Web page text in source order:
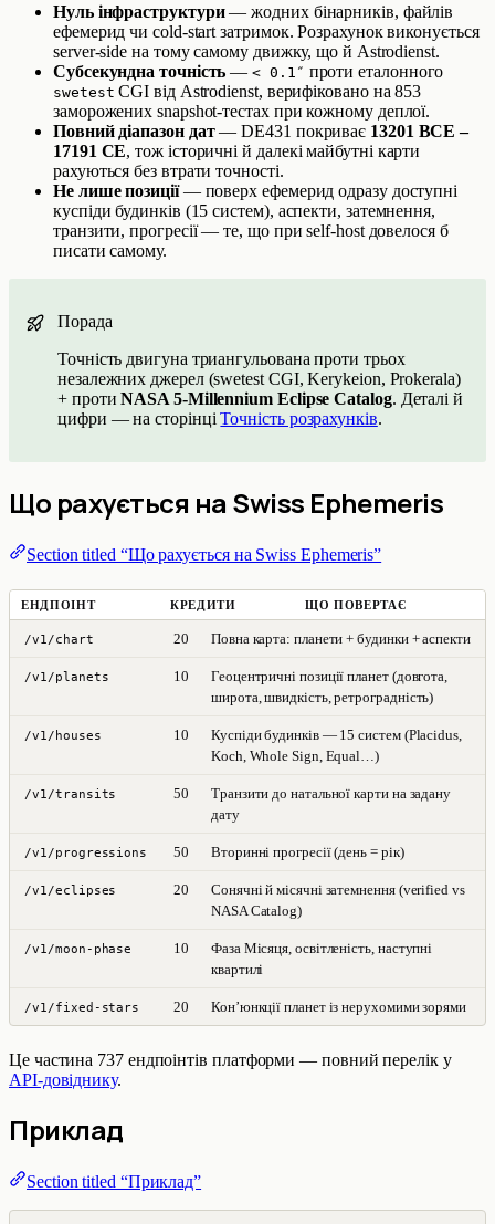
Нуль інфраструктури— жодних бінарників, файлів
ефемерид чи cold-start затримок. Розрахунок виконується
server-side на тому самому движку, що й Astrodienst.
Субсекундна точність —< 0.1″ проти еталонного
swetest CGI від Astrodienst, верифіковано на 853
заморожених snapshot-тестах при кожному деплої.
Повний діапазон дат— DE431 покриває 13201 BCE –
17191 CE, тож історичні й далекі майбутні карти
рахуються без втрати точності.
Не лише позиції— поверх ефемерид одразу доступні
куспіди будинків (15 систем), аспекти, затемнення,
транзити, прогресії — те, що при self-host довелося б
писати самому.
Порада
Точність двигуна триангульована проти трьох
незалежних джерел (swetest CGI, Kerykeion, Prokerala)
+ протиNASA 5-Millennium Eclipse Catalog. Деталі й
цифри — на сторінціТочність розрахунків.
Що рахується на Swiss Ephemeris
Section titled “Що рахується на Swiss Ephemeris”
ЕНДПОІНТ КРЕДИТИ ЩО ПОВЕРТАЄ
/v1/chart 20 Повна карта: планети + будинки + аспекти
/v1/planets 10
Геоцентричні позиції планет (довгота,
широта, швидкість, ретроградність)
/v1/houses 10
Куспіди будинків — 15 систем (Placidus,
Koch, Whole Sign, Equal…)
/v1/transits 50
Транзити до натальної карти на задану
дату
/v1/progressions 50 Вторинні прогресії (день = рік)
/v1/eclipses 20
Сонячні й місячні затемнення (verified vs
NASA Catalog)
/v1/moon-phase 10
Фаза Місяця, освітленість, наступні
квартилі
/v1/fixed-stars 20 Кон’юнкції планет із нерухомими зорями
Це частина 737 ендпоінтів платформи — повний перелік у
API-довіднику.
Приклад
Section titled “Приклад”